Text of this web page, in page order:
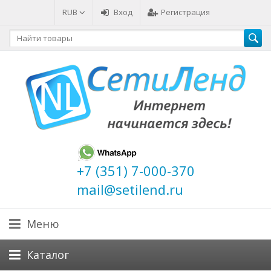
RUB Вход Регистрация
+7 (351) 7-000-370
mail@setilend.ru
Меню
Каталог